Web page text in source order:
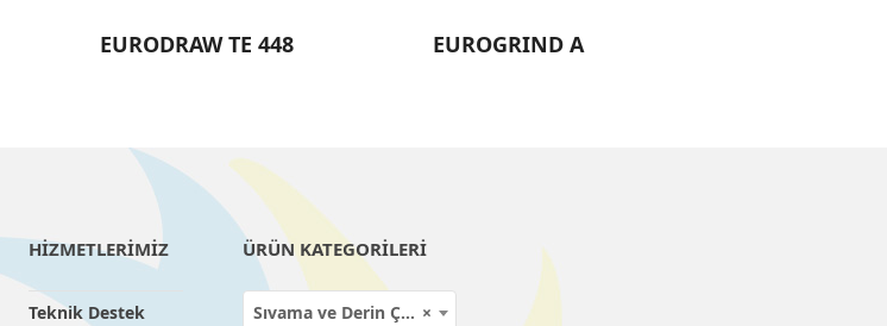
EURODRAW TE 448 EUROGRIND A
HİZMETLERİMİZ
Teknik Destek
ÜRÜN KATEGORILERI
×
Sıvama ve Derin Çekme